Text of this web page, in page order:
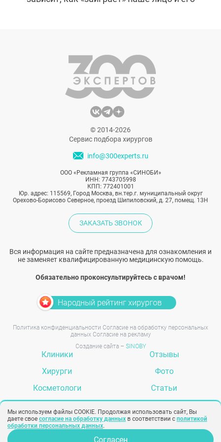
способна кардинально преобразить
внешность.
© 2014-2026
Сервис подбора хирургов
info@300experts.ru
ООО «Рекламная группа «СИНОБИ»
ИНН: 7743705998
КПП: 772401001
Юр. адрес: 115569, Город Москва, вн.тер.г. муниципальный округ
Орехово-Борисово Северное, проезд Шипиловский, д. 27, помещ. 13Н
ЗАКАЗАТЬ ЗВОНОК
Вся информация на сайте предназначена для ознакомления и
не заменяет квалифицированную медицинскую помощь.
Обязательно проконсультируйтесь с врачом!
Народный рейтинг хирургов
Политика конфиденциальности Согласие на обработку персональных
данных Согласие на рекламу
Создание сайта – SINOBY
Клиники
Хирурги
Косметологи
Отзывы
Фото
Статьи
Мы используем файлы COOKIE. Продолжая использовать сайт, Вы
даете свое согласие на обработку данных в соответствии с политикой
обработки персональных данных.
Согласен